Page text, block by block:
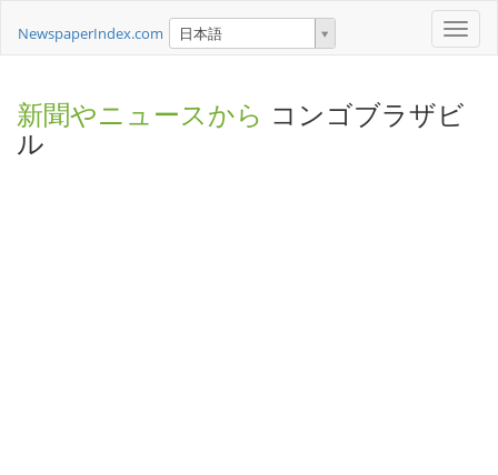
Toggle
NewspaperIndex.com 日本語
新聞やニュースから コンゴブラザビ
ル